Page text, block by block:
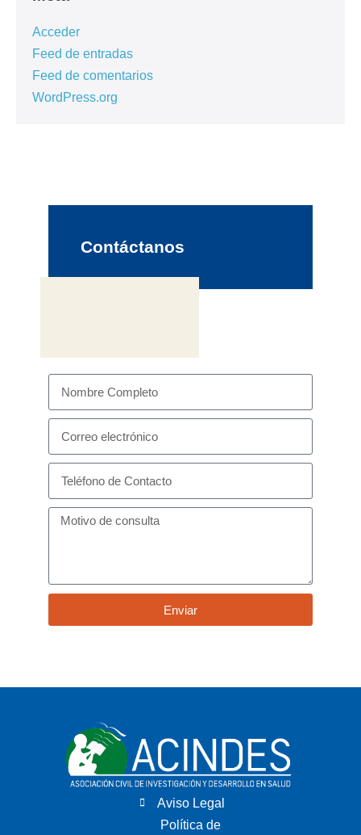
Acceder
Feed de entradas
Feed de comentarios
WordPress.org
Contáctanos
Enviar
Aviso Legal
Política de